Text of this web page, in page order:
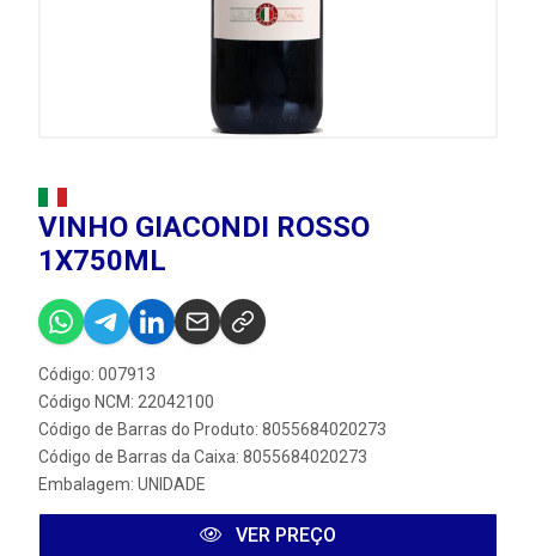
VINHO GIACONDI ROSSO
1X750ML
Código: 007913
Código NCM: 22042100
Código de Barras do Produto: 8055684020273
Código de Barras da Caixa: 8055684020273
Embalagem: UNIDADE
VER PREÇO